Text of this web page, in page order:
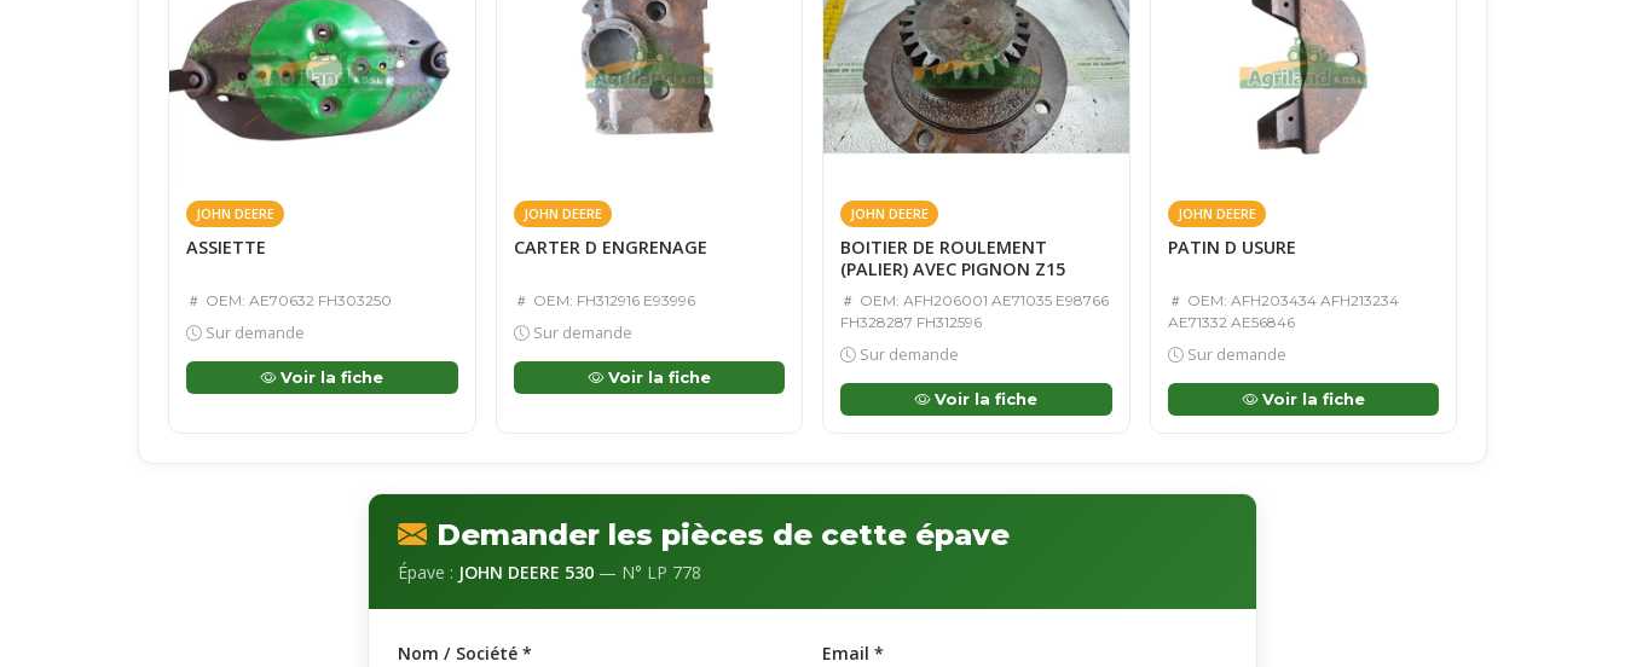
JOHN DEERE
ASSIETTE
OEM: AE70632 FH303250
Sur demande
Voir la fiche
JOHN DEERE
CARTER D ENGRENAGE
OEM: FH312916 E93996
Sur demande
Voir la fiche
JOHN DEERE
BOITIER DE ROULEMENT
(PALIER) AVEC PIGNON Z15
OEM: AFH206001 AE71035 E98766
FH328287 FH312596
Sur demande
Voir la fiche
JOHN DEERE
PATIN D USURE
OEM: AFH203434 AFH213234
AE71332 AE56846
Sur demande
Voir la fiche
Demander les pièces de cette épave
Épave : JOHN DEERE 530 — N° LP 778
Nom / Société * Email *